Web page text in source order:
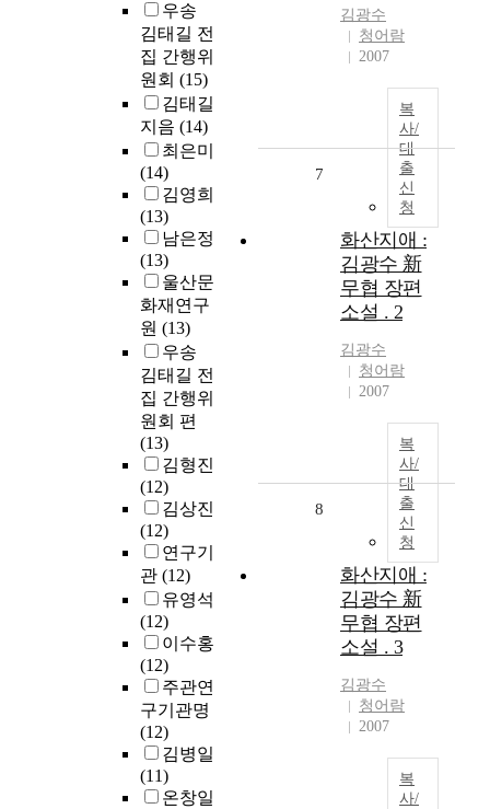
우송
김태길 전
집 간행위
원회 (15)
김태길
지음 (14)
최은미
(14)
김영희
(13)
남은정
(13)
울산문
화재연구
원 (13)
우송
김태길 전
집 간행위
원회 편
(13)
김형진
(12)
김상진
(12)
연구기
관 (12)
유영석
(12)
이수홍
(12)
주관연
구기관명
(12)
김병일
(11)
온창일
김광수
청어람
2007
복
사/
대
출
신
청
7
화산지애 :
김광수 新
무협 장편
소설 . 2
김광수
청어람
2007
복
사/
대
출
신
청
8
화산지애 :
김광수 新
무협 장편
소설 . 3
김광수
청어람
2007
복
사/